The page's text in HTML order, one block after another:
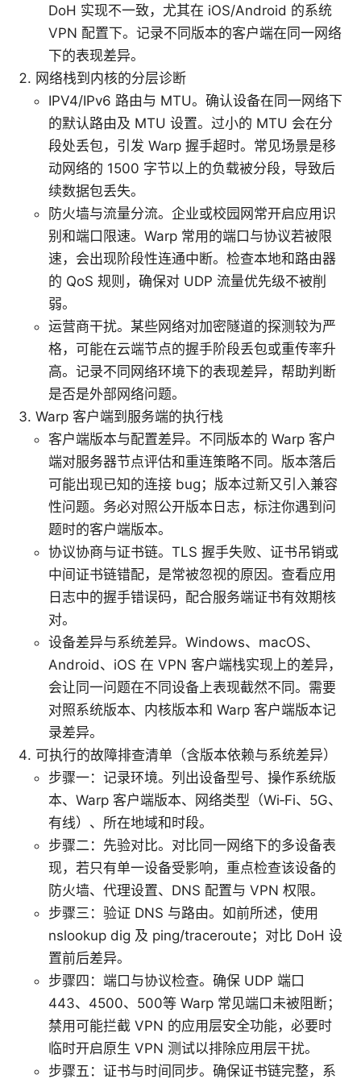
DoH 实现不一致，尤其在 iOS/Android 的系统
VPN 配置下。记录不同版本的客户端在同一网络
下的表现差异。
网络栈到内核的分层诊断
IPV4/IPv6 路由与 MTU。确认设备在同一网络下
的默认路由及 MTU 设置。过小的 MTU 会在分
段处丢包，引发 Warp 握手超时。常见场景是移
动网络的 1500 字节以上的负载被分段，导致后
续数据包丢失。
防火墙与流量分流。企业或校园网常开启应用识
别和端口限速。Warp 常用的端口与协议若被限
速，会出现阶段性连通中断。检查本地和路由器
的 QoS 规则，确保对 UDP 流量优先级不被削
弱。
运营商干扰。某些网络对加密隧道的探测较为严
格，可能在云端节点的握手阶段丢包或重传率升
高。记录不同网络环境下的表现差异，帮助判断
是否是外部网络问题。
Warp 客户端到服务端的执行栈
客户端版本与配置差异。不同版本的 Warp 客户
端对服务器节点评估和重连策略不同。版本落后
可能出现已知的连接 bug；版本过新又引入兼容
性问题。务必对照公开版本日志，标注你遇到问
题时的客户端版本。
协议协商与证书链。TLS 握手失败、证书吊销或
中间证书链错配，是常被忽视的原因。查看应用
日志中的握手错误码，配合服务端证书有效期核
对。
设备差异与系统差异。Windows、macOS、
Android、iOS 在 VPN 客户端栈实现上的差异，
会让同一问题在不同设备上表现截然不同。需要
对照系统版本、内核版本和 Warp 客户端版本记
录差异。
可执行的故障排查清单（含版本依赖与系统差异）
步骤一：记录环境。列出设备型号、操作系统版
本、Warp 客户端版本、网络类型（Wi‑Fi、5G、
有线）、所在地域和时段。
步骤二：先验对比。对比同一网络下的多设备表
现，若只有单一设备受影响，重点检查该设备的
防火墙、代理设置、DNS 配置与 VPN 权限。
步骤三：验证 DNS 与路由。如前所述，使用
nslookup dig 及 ping/traceroute；对比 DoH 设
置前后差异。
步骤四：端口与协议检查。确保 UDP 端口
443、4500、500等 Warp 常见端口未被阻断；
禁用可能拦截 VPN 的应用层安全功能，必要时
临时开启原生 VPN 测试以排除应用层干扰。
步骤五：证书与时间同步。确保证书链完整，系